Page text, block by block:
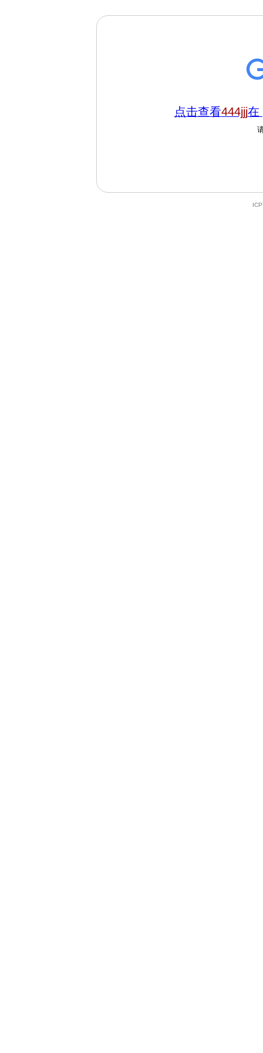
点击查看444jjj在